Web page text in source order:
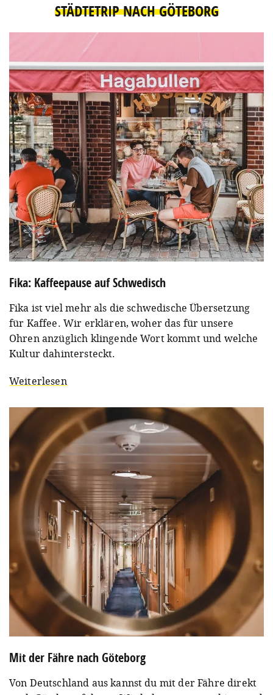
STÄDTETRIP NACH GÖTEBORG
Fika: Kaffeepause auf Schwedisch
Fika ist viel mehr als die schwedische Übersetzung
für Kaffee. Wir erklären, woher das für unsere
Ohren anzüglich klingende Wort kommt und welche
Kultur dahintersteckt.
Weiterlesen
Mit der Fähre nach Göteborg
Von Deutschland aus kannst du mit der Fähre direkt